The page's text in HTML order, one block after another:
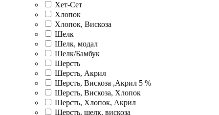
Хет-Сет
Хлопок
Хлопок, Вискоза
Шелк
Шелк, модал
Шелк/Бамбук
Шерсть
Шерсть, Акрил
Шерсть, Вискоза ,Акрил 5 %
Шерсть, Вискоза, Хлопок
Шерсть, Хлопок, Акрил
Шерсть, шелк, вискоза